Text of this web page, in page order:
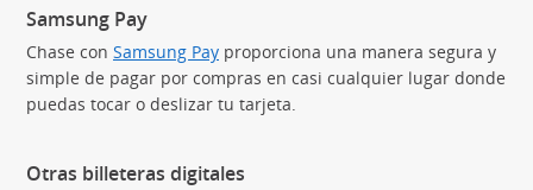
Samsung Pay
Chase con Samsung Pay proporciona una manera segura y
simple de pagar por compras en casi cualquier lugar donde
puedas tocar o deslizar tu tarjeta.
Otras billeteras digitales